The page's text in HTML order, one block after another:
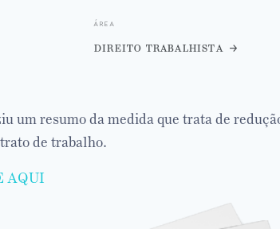
área
direito trabalhista
um resumo da medida que trata de
de trabalho.
AQUI